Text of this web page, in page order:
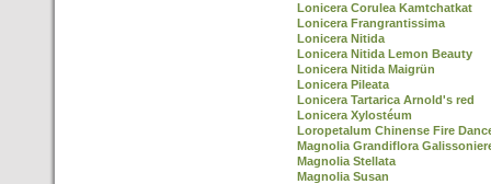
Lonicera Corulea Kamtchatkat
Lonicera Frangrantissima
Lonicera Nitida
Lonicera Nitida Lemon Beauty
Lonicera Nitida Maigrün
Lonicera Pileata
Lonicera Tartarica Arnold's red
Lonicera Xylostéum
Loropetalum Chinense Fire
Magnolia Grandiflora
Magnolia Stellata
Magnolia Susan